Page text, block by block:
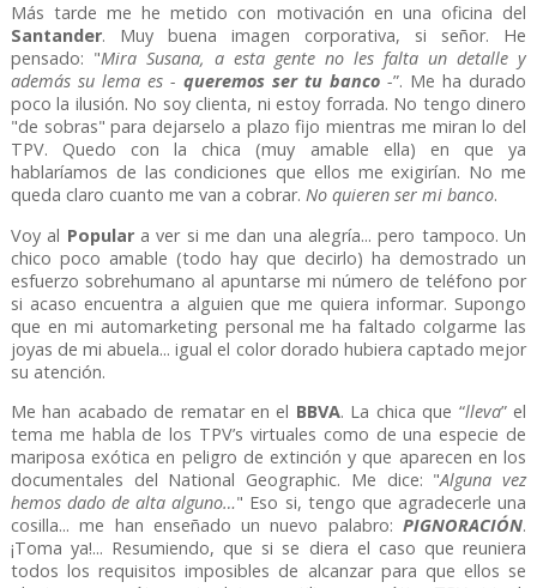
Más tarde me he metido con motivación en una oficina del
Santander. Muy buena imagen corporativa, si señor. He
pensado: "Mira Susana, a esta gente no les falta un detalle y
además su lema es - queremos ser tu banco -”. Me ha durado
poco la ilusión. No soy clienta, ni estoy forrada. No tengo dinero
"de sobras" para dejarselo a plazo fijo mientras me miran lo del
TPV. Quedo con la chica (muy amable ella) en que ya
hablaríamos de las condiciones que ellos me exigirían. No me
queda claro cuanto me van a cobrar. No quieren ser mi banco.
Voy al Populara ver si me dan una alegría... pero tampoco. Un
chico poco amable (todo hay que decirlo) ha demostrado un
esfuerzo sobrehumano al apuntarse mi número de teléfono por
si acaso encuentra a alguien que me quiera informar. Supongo
que en mi automarketing personal me ha faltado colgarme las
joyas de mi abuela... igual el color dorado hubiera captado mejor
su atención.
Me han acabado de rematar en el BBVA. La chica que “lleva” el
tema me habla de los TPV’s virtuales como de una especie de
mariposa exótica en peligro de extinción y que aparecen en los
documentales del National Geographic. Me dice: "Alguna vez
hemos dado de alta alguno…" Eso si, tengo que agradecerle una
cosilla... me han enseñado un nuevo palabro:PIGNORACIÓN.
¡Toma ya!... Resumiendo, que si se diera el caso que reuniera
todos los requisitos imposibles de alcanzar para que ellos se